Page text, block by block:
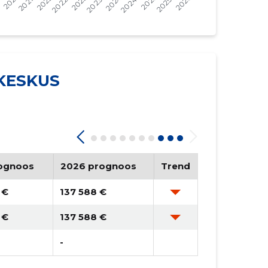
388 941 € 406 074 €
361 277 € 377 680 €
348 004 €
312 343 € 325 113 €
327 122 € 347 084 €
313 528 € 329 081 €
2026 prognoos Trend
€ 137 588 €
€ 137 588 €
-